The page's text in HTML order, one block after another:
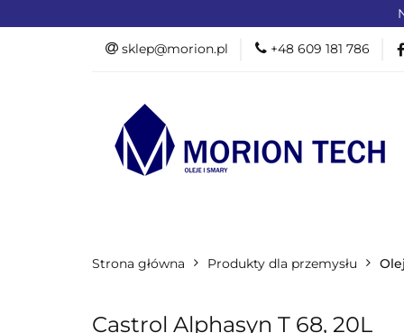
sklep@morion.pl +48 609 181 786
PROMOCJE %
OFERTA DLA
Strona główna Produkty dla przemysłu
Castrol Alphasyn T 68, 20L